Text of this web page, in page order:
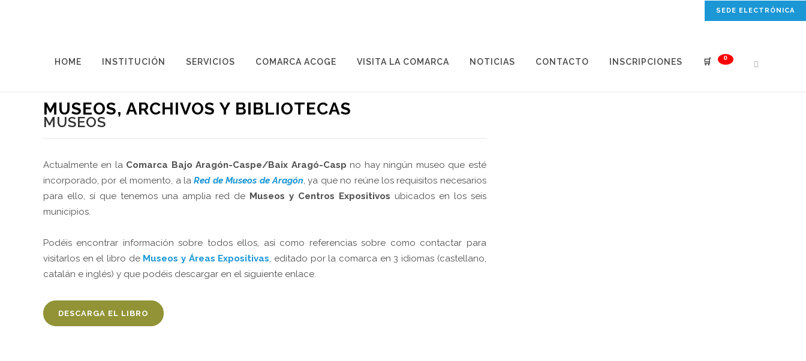
SEDE ELECTRÓNICA
HOME INSTITUCIÓN SERVICIOS COMARCA ACOGE VISITA LA COMARCA NOTICIAS CONTACTO INSCRIPCIONES 🛒 0
MUSEOS, ARCHIVOS Y BIBLIOTECAS
MUSEOS
Actualmente en la Comarca Bajo Aragón-Caspe/Baix Aragó-Casp no hay ningún museo que esté
incorporado, por el momento, a laRed de Museos de Aragón, ya que no reúne los requisitos necesarios
para ello, sí que tenemos una amplia red de Museos y Centros Expositivos ubicados en los seis
municipios.
Podéis encontrar información sobre todos ellos, así como referencias sobre como contactar para
visitarlos en el libro de Museos y Áreas Expositivas, editado por la comarca en 3 idiomas (castellano,
catalán e inglés) y que podéis descargar en el siguiente enlace.
DESCARGA EL LIBRO